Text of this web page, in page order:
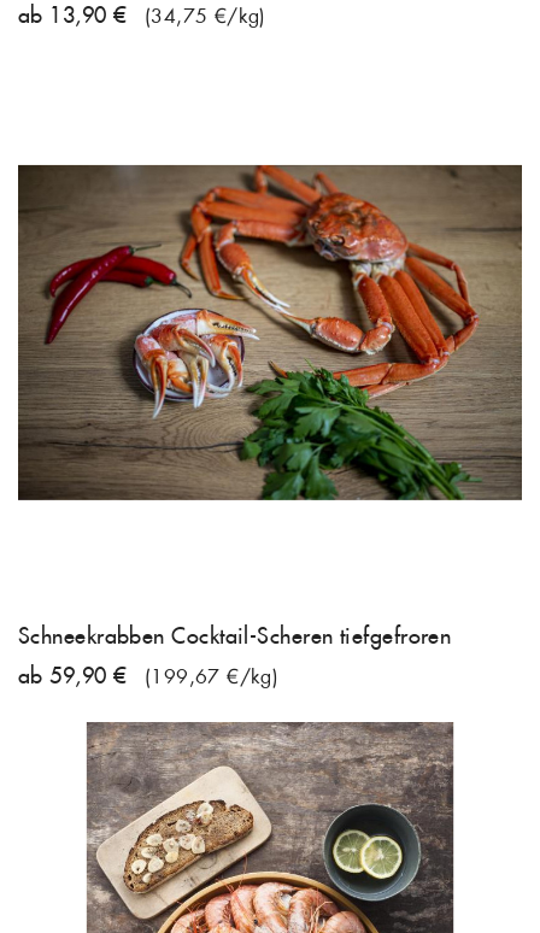
ab 13,90 €
(34,75 €/kg)
Schneekrabben Cocktail-Scheren tiefgefroren
ab 59,90 €
(199,67 €/kg)